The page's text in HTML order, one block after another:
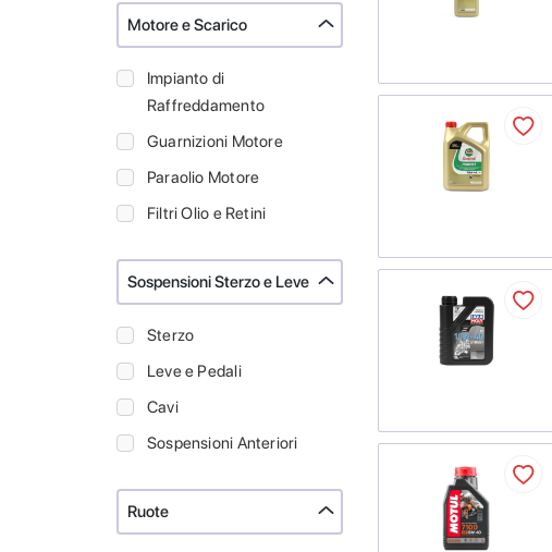
Motore e Scarico
Impianto di
Raffreddamento
Guarnizioni Motore
Paraolio Motore
Filtri Olio e Retini
Sospensioni Sterzo e Leve
Sterzo
Leve e Pedali
Cavi
Sospensioni Anteriori
Ruote